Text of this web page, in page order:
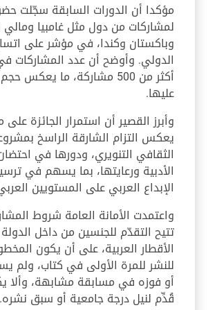
مؤكدا أن الدورات السابقة سجّلت
لمشاركات من دول مثل غامبيا ومالي
وباكستان وكندا، في مؤشر على
الدولي. وأوضح أن عدد المشاركات
أكثر من 500 مشاركة، ما يعكس
عليها.
وأبرز القصير أن استمرار الجائزة
يعكس التزام الشارقة الراسخ
الثقافي التنويري، ودورها في
الأدبية ورعايتها، بما يسهم في
الإبداع العربي على المستويين
واعتمدت الأمانة العامة شروط
تتيح التقدّم للجنسين من داخل
الأقطار العربية، على أن يكون
للنشر للمرة الأولى في كتاب، ولم
أو فوزه في مسابقة مشابهة، وألا
قُدِّم لنيل درجة جامعية أو سبق نشره.